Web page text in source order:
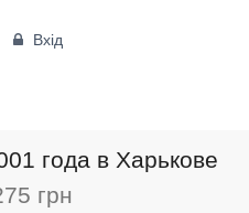
Вхід
года в Харькове
грн